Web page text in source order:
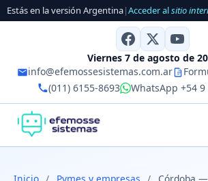
Estás en la versión Argentina|Acceder alsitio
Viernes 7 de agosto de
info@efemossesistemas.com.ar
(011) 6155-8693
WhatsApp +54 9